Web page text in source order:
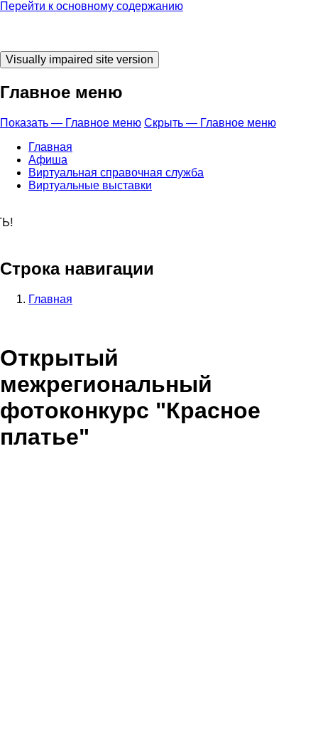
Перейти к основному содержанию
Главное меню
Показать — Главное меню Скрыть — Главное меню
Главная
Афиша
Виртуальная справочная служба
Виртуальные выставки
время
Строка навигации
Главная
Открытый
межрегиональный
фотоконкурс "Красное
платье"